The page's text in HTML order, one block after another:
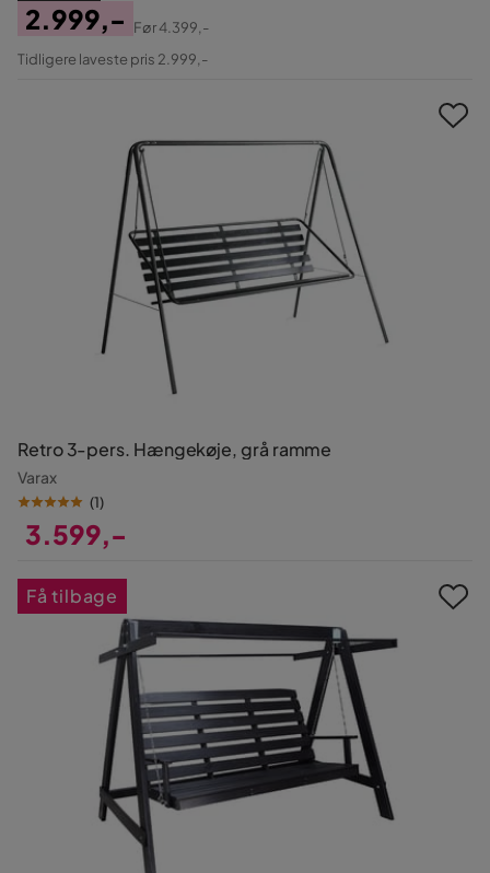
Pris
2.999,-
Original
Før4.399,-
Tidligere laveste pris 2.999,-
Retro 3-pers. Hængekøje, grå ramme
Varax
(1)
3.599,-
Få tilbage